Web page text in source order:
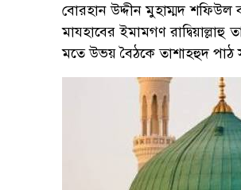
বোরহান উদ্দীন মুহাম্মদ শফিউল
মাযহাবের ইমামগণ
মতে উভয় বৈঠকে তাশাহহুদ পাঠ